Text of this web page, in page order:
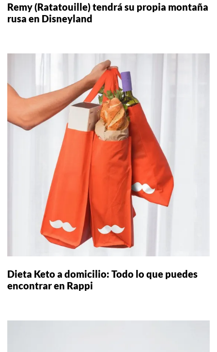
Remy (Ratatouille) tendrá su propia montaña
rusa en Disneyland
Dieta Keto a domicilio: Todo lo que puedes
encontrar en Rappi